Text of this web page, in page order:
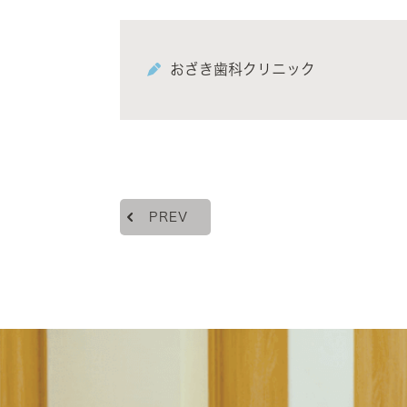
おざき歯科クリニック
PREV